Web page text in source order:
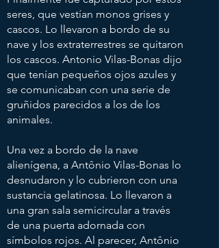
seres, que vestían monos grises y
cascos. Lo llevaron a bordo de su
nave y los extraterrestres se quitaron
los cascos. Antonio Vilas-Bonas dijo
que tenían pequeños ojos azules y
se comunicaban con una serie de
gruñidos parecidos a los de los
animales.
Una vez a bordo de la nave
alienígena, a Antônio Vilas-Bonas lo
desnudaron y lo cubrieron con una
sustancia gelatinosa. Lo llevaron a
una gran sala semicircular a través
de una puerta adornada con
símbolos rojos. Al parecer, Antônio